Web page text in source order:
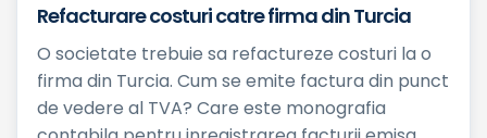
Refacturare costuri catre firma din Turcia
O societate trebuie sa refactureze costuri la o
firma din Turcia. Cum se emite factura din punct
de vedere al TVA? Care este monografia